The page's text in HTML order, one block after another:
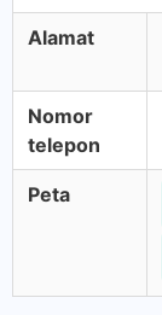
Alamat
Nomor
telepon
Peta